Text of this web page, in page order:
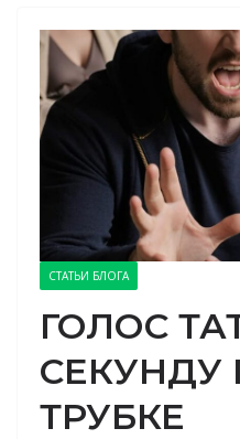
СТАТЬИ БЛОГА
ГОЛОС
СЕКУНДУ
ТРУБКЕ